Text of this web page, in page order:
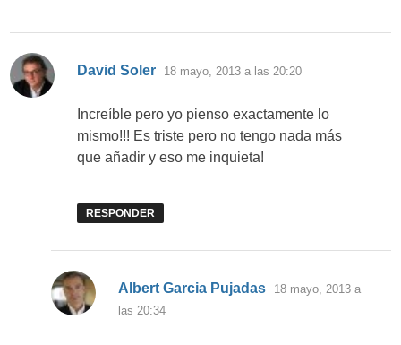
David Soler dice:
18 mayo, 2013 a las 20:20
Increíble pero yo pienso exactamente lo
mismo!!! Es triste pero no tengo nada más
que añadir y eso me inquieta!
RESPONDER
Albert Garcia Pujadas dice:
18 mayo, 2013 a
las 20:34